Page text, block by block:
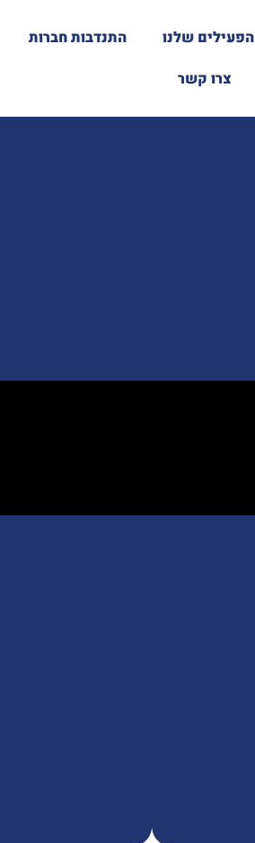
הפעילים שלנו התנדבות חברות
צרו קשר